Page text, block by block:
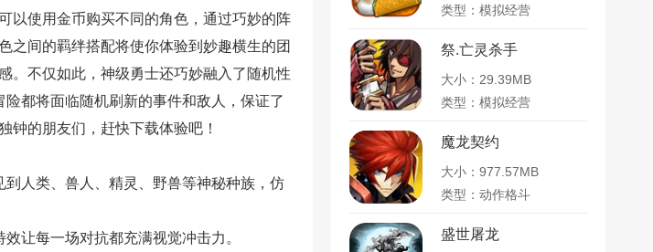
以使用金币购买不同的角色，通过巧妙的阵
之间的羁绊搭配将使你体验到妙趣横生的团
。不仅如此，神级勇士还巧妙融入了随机性
都将面临随机刷新的事件和敌人，保证了
钟的朋友们，赶快下载体验吧！
人类、兽人、精灵、野兽等神秘种族，仿
让每一场对抗都充满视觉冲击力。
类型：模拟经营
祭.亡灵杀手
大小：29.39MB
类型：模拟经营
魔龙契约
大小：977.57MB
类型：动作格斗
盛世屠龙